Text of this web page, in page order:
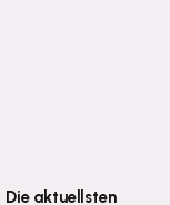
aktuellsten